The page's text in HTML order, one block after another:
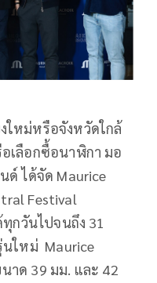
ใหม่หรือจังหวัดใกล้
เลือกซื้อนาฬิกา มอ
ด์ ได้จัด Maurice
Festival
กวันไปจนถึง 31
นใหม่ Maurice
นาด 39 มม. และ 42